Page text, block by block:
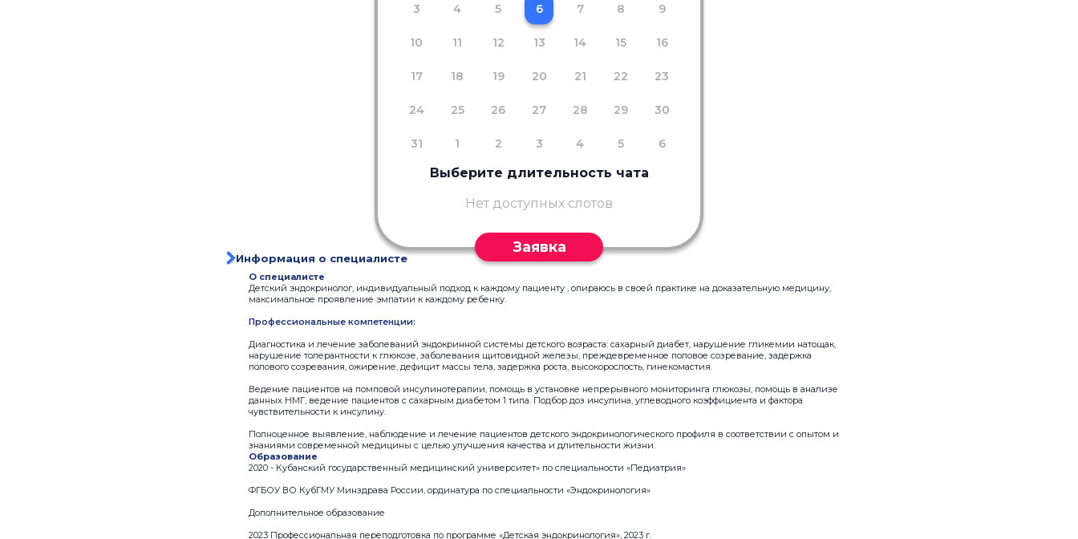
3 4 5 6 7 8 9
10 11 12 13 14 15 16
17 18 19 20 21 22 23
24 25 26 27 28 29 30
31 1 2 3 4 5 6
Выберите длительность чата
Нет доступных слотов
Заявка
Информация о специалисте
О специалисте
Детский эндокринолог, индивидуальный подход к каждому пациенту , опираюсь в своей практике на доказательную медицину,
максимальное проявление эмпатии к каждому ребенку.
Профессиональные компетенции:
Диагностика и лечение заболеваний эндокринной системы детского возраста: сахарный диабет, нарушение гликемии натощак,
нарушение толерантности к глюкозе, заболевания щитовидной железы, преждевременное половое созревание, задержка
полового созревания, ожирение, дефицит массы тела, задержка роста, высокорослость, гинекомастия.
Ведение пациентов на помповой инсулинотерапии, помощь в установке непрерывного мониторинга глюкозы, помощь в анализе
данных НМГ, ведение пациентов с сахарным диабетом 1 типа. Подбор доз инсулина, углеводного коэффициента и фактора
чувствительности к инсулину.
Полноценное выявление, наблюдение и лечение пациентов детского эндокринологического профиля в соответствии с опытом и
знаниями современной медицины с целью улучшения качества и длительности жизни.
Образование
2020 - Кубанский государственный медицинский университет» по специальности «Педиатрия»
ФГБОУ ВО КубГМУ Минздрава России, ординатура по специальности «Эндокринология»
Дополнительное образование
2023 Профессиональная переподготовка по программе «Детская эндокринология», 2023 г.